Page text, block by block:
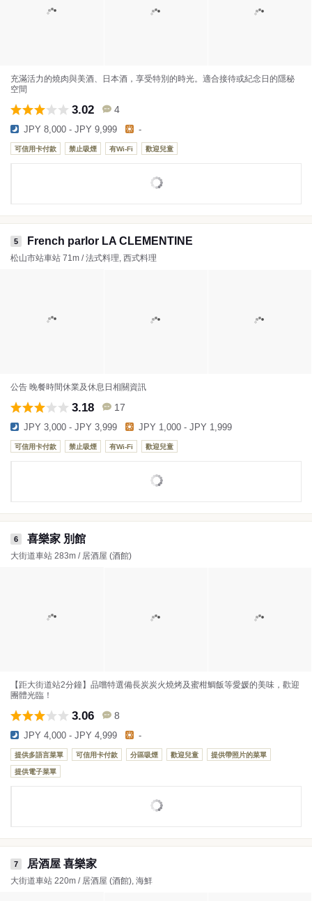
充滿活力的燒肉與美酒、日本酒，享受特別的時光。適合接待或紀念日的隱秘
空間
3.02 4
JPY 8,000 - JPY 9,999 -
可信用卡付款 禁止吸煙 有Wi-Fi 歡迎兒童
5 French parlor LA CLEMENTINE
松山市站車站 71m / 法式料理, 西式料理
公告 晚餐時間休業及休息日相關資訊
3.18 17
JPY 3,000 - JPY 3,999 JPY 1,000 - JPY 1,999
可信用卡付款 禁止吸煙 有Wi-Fi 歡迎兒童
6 喜樂家 別館
大街道車站 283m / 居酒屋 (酒館)
【距大街道站2分鐘】品嚐特選備長炭炭火燒烤及蜜柑鯛飯等愛媛的美味，歡迎
團體光臨！
3.06 8
JPY 4,000 - JPY 4,999 -
提供多語言菜單 可信用卡付款 分區吸煙 歡迎兒童 提供帶照片的菜單
提供電子菜單
7 居酒屋 喜樂家
大街道車站 220m / 居酒屋 (酒館), 海鮮